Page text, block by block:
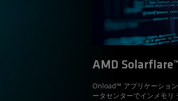
AMD
Onload™ アプリケーショ
ータセンターでインメモリ